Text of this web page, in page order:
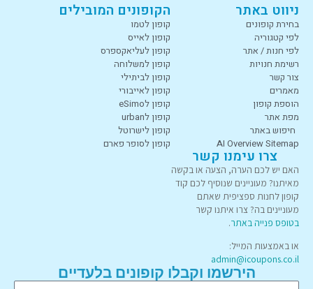
ניווט באתר
בחירת קופונים
לפי קטגוריה
לפי חנות / אתר
רשימת חנויות
צור קשר
מאמרים
הוספת קופון
מפת אתר
חיפוש באתר
AI Overview Sitemap
הקופונים המובילים
קופון לטמו
קופון לאייס
קופון לעליאקספרס
קופון למשלוחה
קופון לביתילי
קופון לאייבורי
קופון לeSimo
קופון לurban
קופון לישרוטל
קופון לסופר פארם
צרו עימנו קשר
האם יש לכם הערה, הצעה או בקשה
מאיתנו? מעוניינים שנוסיף לכם קוד
קופון לחנות ספציפית שאתם
מעוניינים בה? צרו איתנו קשר
בטופס פנייה באתר.
או באמצעות המייל:
admin@icoupons.co.il
הירשמו וקבלו קופונים בלעדיים